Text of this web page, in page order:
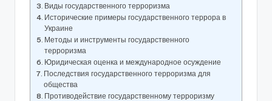
Виды государственного терроризма
Исторические примеры государственного террора в
Украине
Методы и инструменты государственного
терроризма
Юридическая оценка и международное осуждение
Последствия государственного терроризма для
общества
Противодействие государственному терроризму